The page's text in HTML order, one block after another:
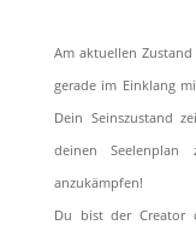
Am aktuellen
gerade im Einklang
Dein Seinszustand
deinen
anzukämpfen!
Du bist der Creator